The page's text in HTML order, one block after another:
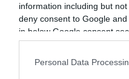
information including but
deny consent to Google
in below Google consent
Personal Data